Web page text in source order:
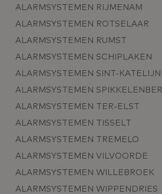
ALARMSYSTEMEN RIJMENAM
ALARMSYSTEMEN ROTSELAAR
ALARMSYSTEMEN RUMST
ALARMSYSTEMEN SCHIPLAKEN
ALARMSYSTEMEN SINT-
ALARMSYSTEMEN
ALARMSYSTEMEN TER-ELST
ALARMSYSTEMEN TISSELT
ALARMSYSTEMEN TREMELO
ALARMSYSTEMEN VILVOORDE
ALARMSYSTEMEN WILLEBROEK
ALARMSYSTEMEN WIPPENDRIES